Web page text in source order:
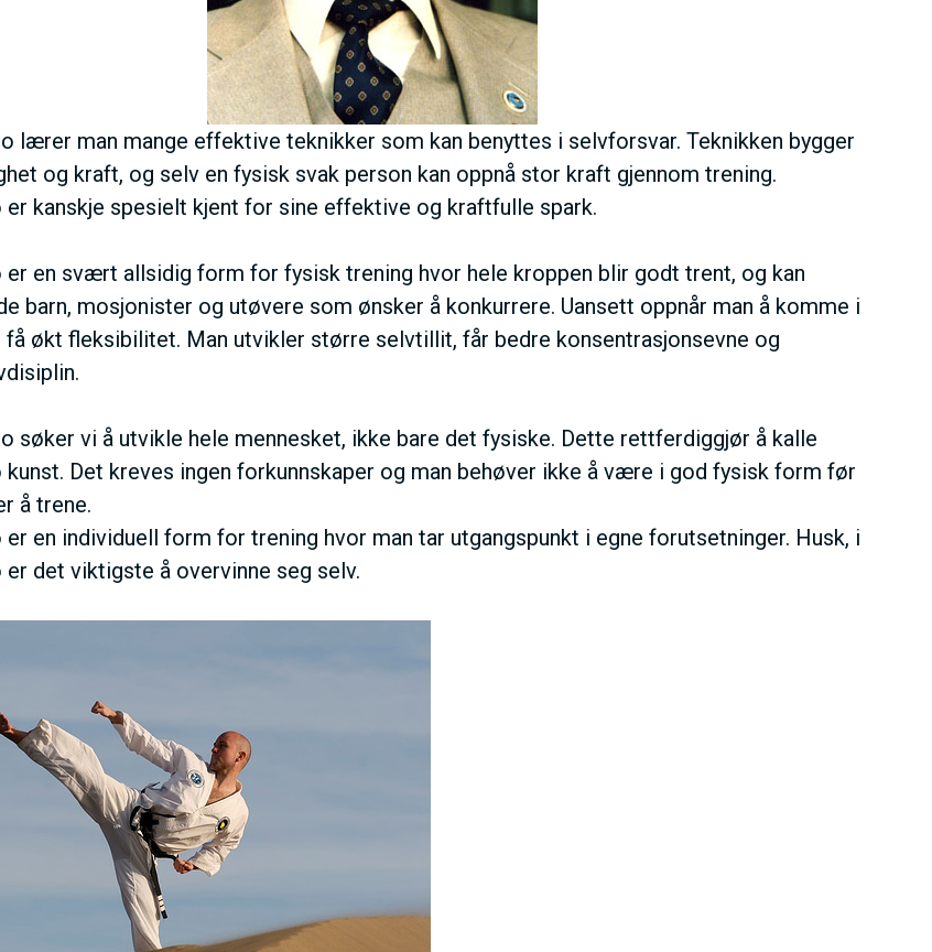
lærer man mange effektive teknikker som kan benyttes i selvforsvar. Teknikken bygger
og kraft, og selv en fysisk svak person kan oppnå stor kraft gjennom trening.
er kanskje spesielt kjent for sine effektive og kraftfulle spark.
er en svært allsidig form for fysisk trening hvor hele kroppen blir godt trent, og kan
barn, mosjonister og utøvere som ønsker å konkurrere. Uansett oppnår man å komme i
økt fleksibilitet. Man utvikler større selvtillit, får bedre konsentrasjonsevne og
søker vi å utvikle hele mennesket, ikke bare det fysiske. Dette rettferdiggjør å kalle
kunst. Det kreves ingen forkunnskaper og man behøver ikke å være i god fysisk form før
å trene.
er en individuell form for trening hvor man tar utgangspunkt i egne forutsetninger. Husk, i
er det viktigste å overvinne seg selv.